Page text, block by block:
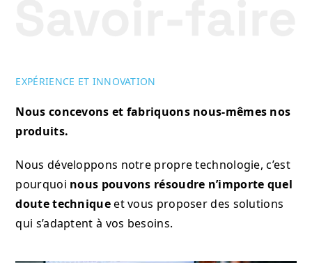
EXPÉRIENCE ET INNOVATION
Nous concevons et fabriquons nous-mêmes nos
produits.
Nous développons notre propre technologie, c’est
pourquoi nous pouvons résoudre n’importe quel
doute techniqueet vous proposer des solutions
qui s’adaptent à vos besoins.